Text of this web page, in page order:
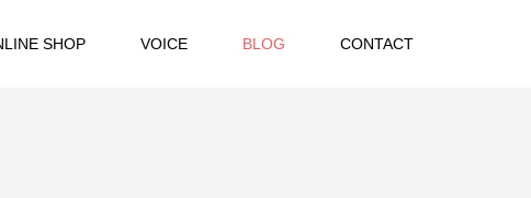
SHOP VOICE BLOG CONTACT